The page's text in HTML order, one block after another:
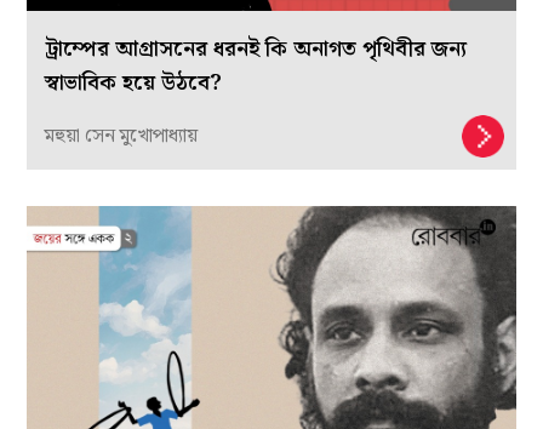
ট্রাম্পের আগ্রাসনের ধরনই কি অনাগত পৃথিবীর জন্য
স্বাভাবিক হয়ে উঠবে?
মহুয়া সেন মুখোপাধ্যায়